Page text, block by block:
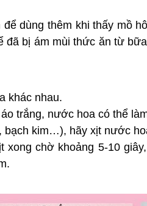
dùng thêm khi thấy mồ
đã bị ám mùi thức ăn từ
khác nhau.
trắng, nước hoa có thể
bạch kim…), hãy xịt nước
xong chờ khoảng 5-10